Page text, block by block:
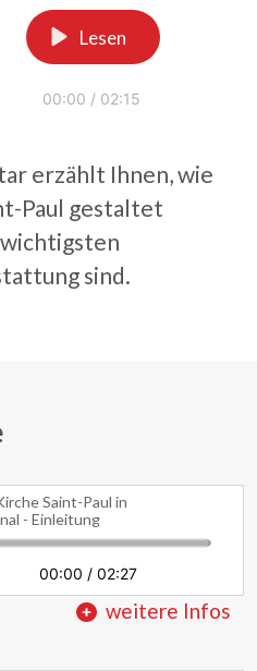
Lesen
00:00 / 02:15
erzählt Ihnen, wie
Paul gestaltet
sind.
Saint-Paul in
- Einleitung
00:00 / 02:27
weitere Infos